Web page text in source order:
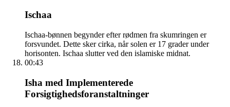
Ischaa
Ischaa-bønnen begynder efter rødmen fra skumringen er
forsvundet. Dette sker cirka, når solen er 17 grader under
horisonten. Ischaa slutter ved den islamiske midnat.
00:43
Isha med Implementerede
Forsigtighedsforanstaltninger